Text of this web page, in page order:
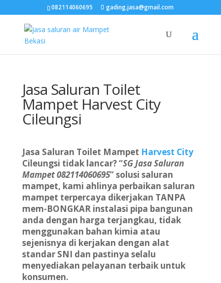
082114060695 gading.jasa@gmail.com
Jasa Saluran Toilet
Mampet Harvest City
Cileungsi
Jasa Saluran Toilet Mampet Harvest City
Cileungsi tidak lancar? “SG Jasa Saluran
Mampet082114060695” solusi saluran
mampet, kami ahlinya perbaikan saluran
mampet terpercaya dikerjakan TANPA
mem-BONGKAR instalasi pipa bangunan
anda dengan harga terjangkau, tidak
menggunakan bahan kimia atau
sejenisnya di kerjakan dengan alat
standar SNI dan pastinya selalu
menyediakan pelayanan terbaik untuk
konsumen.